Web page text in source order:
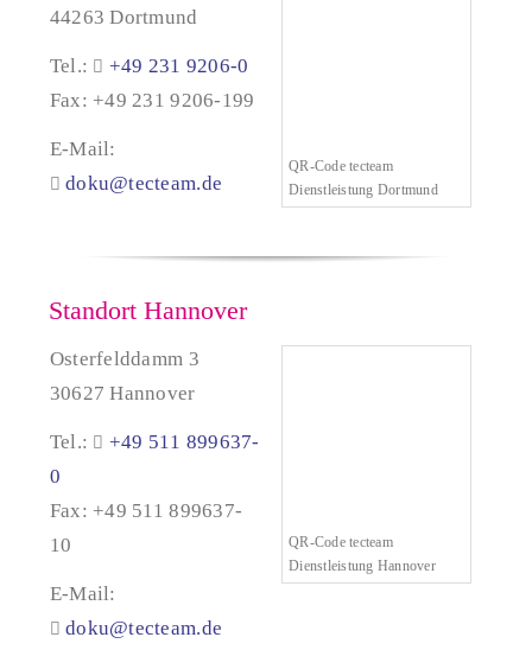
QR-Code tecteam
Dienstleistung Dortmund
44263 Dortmund
Tel.:
+49 231 9206-0
Fax: +49 231 9206-199
E-Mail:
doku@tecteam.de
Standort Hannover
QR-Code tecteam
Dienstleistung Hannover
Osterfelddamm 3
30627 Hannover
Tel.:
+49 511 899637-
0
Fax: +49 511 899637-
10
E-Mail:
doku@tecteam.de